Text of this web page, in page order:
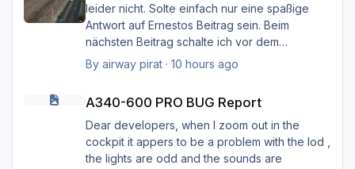
PMDG B737-800
PMDG B77W
FlyByWire A320NX
FlyByWire A380NX
I see the downloads for profiles provided by
engine), but I know that those are merely
starting points. I sent them a support request
on this topic, and they referred me to the
forums here at Aerosoft. If it helps, I updated
leider nicht. Solte einfach nur eine spaßige
Antwort auf Ernestos Beitrag sein. Beim
nächsten Beitrag schalte ich vor dem
Schreiben das Hirn ein. Sorry Ernst, und Sorry
Heinz.
Gruß Hermann
By airway pirat· 10 hours ago
A340-600 PRO BUG Report
Dear developers, when I zoom out in the
cockpit it appers to be a problem with the lod ,
the lights are odd and the sounds are